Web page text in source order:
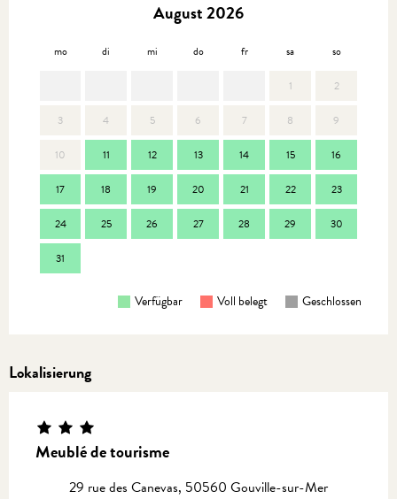
August 2026
mo di mi do fr sa so
1 2
3 4 5 6 7 8 9
10 11 12 13 14 15 16
17 18 19 20 21 22 23
24 25 26 27 28 29 30
31
Verfügbar Voll belegt Geschlossen
Lokalisierung
Meublé de tourisme
29 rue des Canevas, 50560 Gouville-sur-Mer